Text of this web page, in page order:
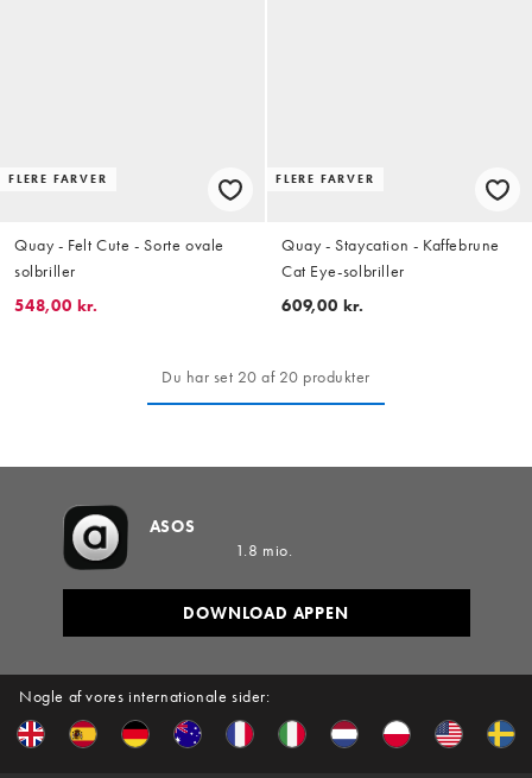
FLERE FARVER
Quay - Felt Cute - Sorte ovale
solbriller
548,00 kr.
FLERE FARVER
Quay - Staycation - Kaffebrune
Cat Eye-solbriller
609,00 kr.
Du har set 20 af 20 produkter
Nogle af vores internationale sider:
ASOS
1.8 mio.
DOWNLOAD APPEN